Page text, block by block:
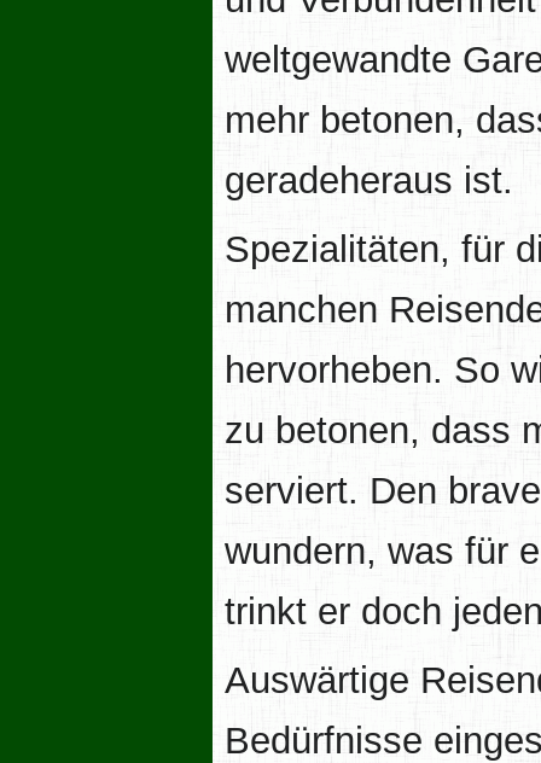
weltgewandte
mehr betonen,
geradeheraus ist.
Spezialitäten, für
manchen
hervorheben. So
zu betonen, dass
serviert. Den
wundern, was für
trinkt er doch
Auswärtige
Bedürfnisse